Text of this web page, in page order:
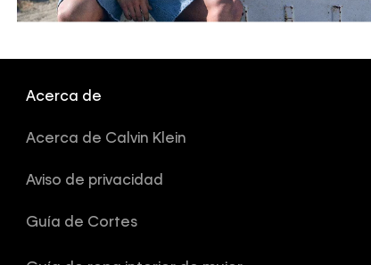
Acerca de
Acerca de Calvin Klein
Aviso de privacidad
Guía de Cortes